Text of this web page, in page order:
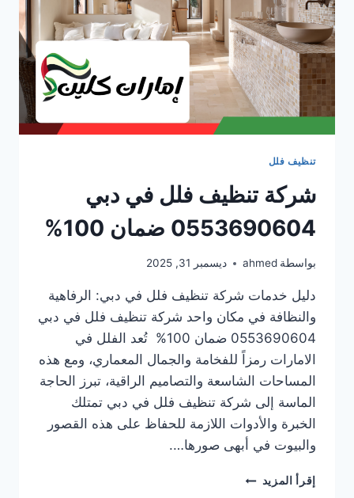
تنظيف فلل
شركة تنظيف فلل في دبي
0553690604 ضمان 100%
بواسطة ahmed ديسمبر 31, 2025
دليل خدمات شركة تنظيف فلل في دبي: الرفاهية
والنظافة في مكان واحد شركة تنظيف فلل في دبي
0553690604 ضمان 100% تُعد الفلل في
الامارات رمزاً للفخامة والجمال المعماري، ومع هذه
المساحات الشاسعة والتصاميم الراقية، تبرز الحاجة
الماسة إلى شركة تنظيف فلل في دبي تمتلك
الخبرة والأدوات اللازمة للحفاظ على هذه القصور
والبيوت في أبهى صورها….
إقرأ المزيد شركة